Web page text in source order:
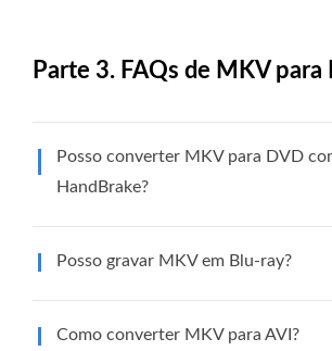
Parte 3. FAQs de MKV para
Posso converter MKV para DVD
HandBrake?
Posso gravar MKV em Blu-ray?
Como converter MKV para AVI?